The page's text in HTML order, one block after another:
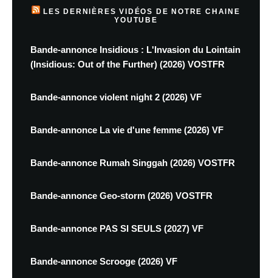
LES DERNIÈRES VIDÉOS DE NOTRE CHAINE
YOUTUBE
Bande-annonce Insidious : L'Invasion du Lointain
(Insidious: Out of the Further) (2026) VOSTFR
Bande-annonce violent night 2 (2026) VF
Bande-annonce La vie d'une femme (2026) VF
Bande-annonce Rumah Singgah (2026) VOSTFR
Bande-annonce Geo-storm (2026) VOSTFR
Bande-annonce PAS SI SEULS (2027) VF
Bande-annonce Scrooge (2026) VF